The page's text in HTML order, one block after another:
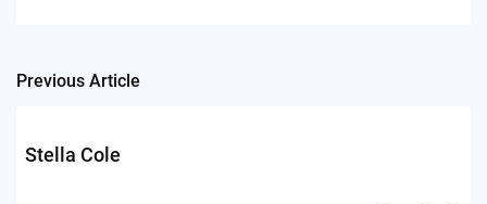
Post
Previous Article
Stella Cole